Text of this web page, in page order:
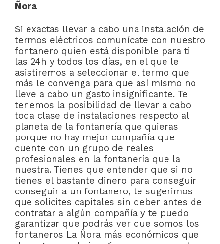
Ñora
Si exactas llevar a cabo una instalación de
termos eléctricos comunícate con nuestro
fontanero quien está disponible para ti
las 24h y todos los días, en el que le
asistiremos a seleccionar el termo que
más le convenga para que así mismo no
lleve a cabo un gasto insignificante. Te
tenemos la posibilidad de llevar a cabo
toda clase de instalaciones respecto al
planeta de la fontanería que quieras
porque no hay mejor compañía que
cuente con un grupo de reales
profesionales en la fontanería que la
nuestra. Tienes que entender que si no
tienes el bastante dinero para conseguir
conseguir a un fontanero, te sugerimos
que solicites capitales sin deber antes de
contratar a algún compañía y te puedo
garantizar que podrás ver que somos los
fontaneros La Ñora más económicos que